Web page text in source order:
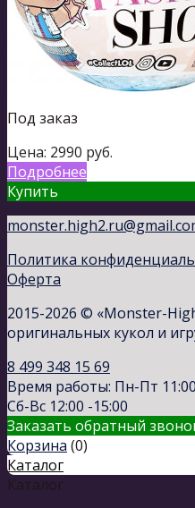
Под заказ
Цена: 2990 руб.
Подробнее
Купить
Политика
Оферта
2015-2026 © «Monster-
оригинальных кукол и
8 499 348 15 69
Время работы: Пн-Пт
Сб-Вс 12:00 -15:00
Заказать обратный
Корзина (0)
Каталог
Каталог